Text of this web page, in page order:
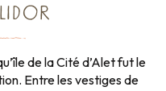
de la Cité d’Alet fut le
Entre les vestiges de